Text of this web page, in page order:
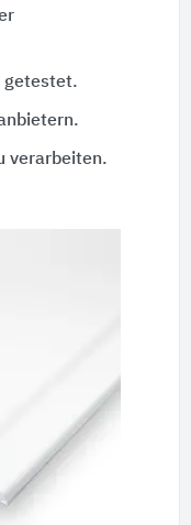
getestet.
verarbeiten.